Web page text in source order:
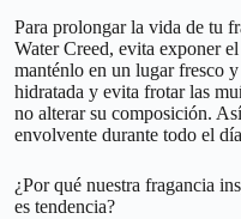
Para prolongar la vida de tu
Water Creed, evita exponer
manténlo en un lugar fresco
hidratada y evita frotar las
no alterar su composición.
envolvente durante todo el
¿Por qué nuestra fragancia
es tendencia?